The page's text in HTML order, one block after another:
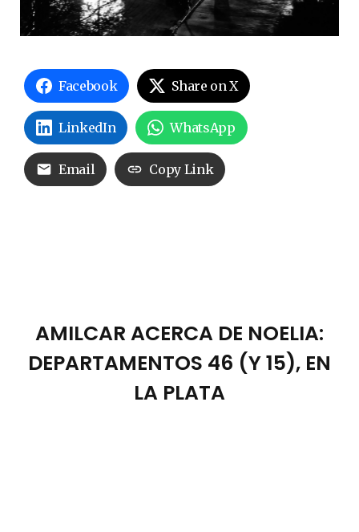
Facebook Share on X
LinkedIn WhatsApp
Email Copy Link
AMILCAR ACERCA DE NOELIA:
DEPARTAMENTOS 46 (Y 15), EN
LA PLATA